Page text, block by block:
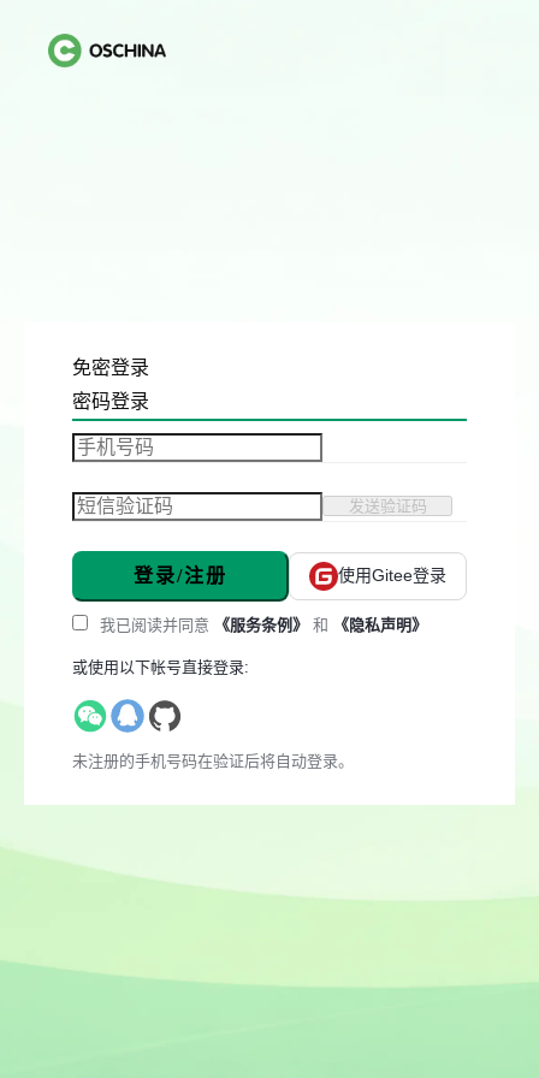
免密登录
密码登录
发送验证码
登录/注册 使用Gitee登录
我已阅读并同意 《服务条例》 和 《隐私声明》
或使用以下帐号直接登录:
未注册的手机号码在验证后将自动登录。